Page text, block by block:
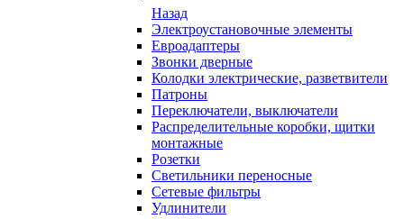
Назад
Электроустановочные элементы
Евроадаптеры
Звонки дверные
Колодки электрические, разветвители
Патроны
Переключатели, выключатели
Распределительные коробки, щитки
монтажные
Розетки
Светильники переносные
Сетевые фильтры
Удлинители